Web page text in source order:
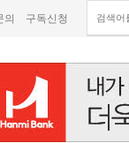
의 구독신청